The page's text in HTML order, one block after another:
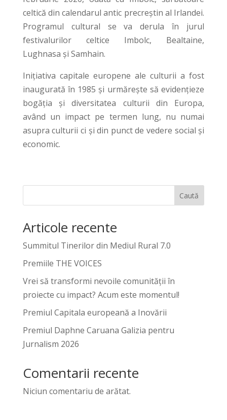
celtică din calendarul antic precreștin al Irlandei.
Programul cultural se va derula în jurul
festivalurilor celtice Imbolc, Bealtaine,
Lughnasa și Samhain.
Inițiativa capitale europene ale culturii a fost
inaugurată în 1985 și urmărește să evidențieze
bogăția și diversitatea culturii din Europa,
având un impact pe termen lung, nu numai
asupra culturii ci și din punct de vedere social și
economic.
Caută
Articole recente
Summitul Tinerilor din Mediul Rural 7.0
Premiile THE VOICES
Vrei să transformi nevoile comunității în
proiecte cu impact? Acum este momentul!
Premiul Capitala europeană a Inovării
Premiul Daphne Caruana Galizia pentru
Jurnalism 2026
Comentarii recente
Niciun comentariu de arătat.